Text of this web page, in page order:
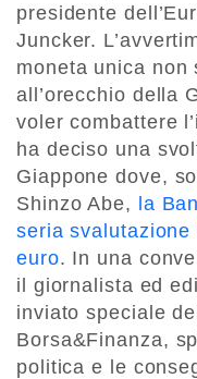
presidente
Juncker.
moneta unica non
all’orecchio della
voler combattere
ha deciso una
Giappone dove,
Shinzo Abe, la
seria svalutazione
euro. In una
il giornalista ed
inviato speciale
Borsa&Finanza,
politica e le